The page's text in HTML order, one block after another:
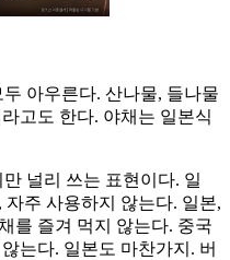
두 아우른다. 산나물, 들나물
고도 한다. 야채는 일본식
널리 쓰는 표현이다. 일
주 사용하지 않는다. 일본,
를 즐겨 먹지 않는다. 중국
는다. 일본도 마찬가지. 버